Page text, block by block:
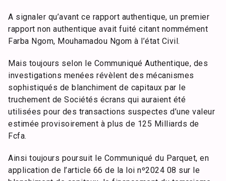
A signaler qu’avant ce rapport authentique, un premier
rapport non authentique avait fuité citant nommément
Farba Ngom, Mouhamadou Ngom à l’état Civil.
Mais toujours selon le Communiqué Authentique, des
investigations menées révèlent des mécanismes
sophistiqués de blanchiment de capitaux par le
truchement de Sociétés écrans qui auraient été
utilisées pour des transactions suspectes d’une valeur
estimée provisoirement à plus de 125 Milliards de
Fcfa.
Ainsi toujours poursuit le Communiqué du Parquet, en
application de l’article 66 de la loi nº2024 08 sur le